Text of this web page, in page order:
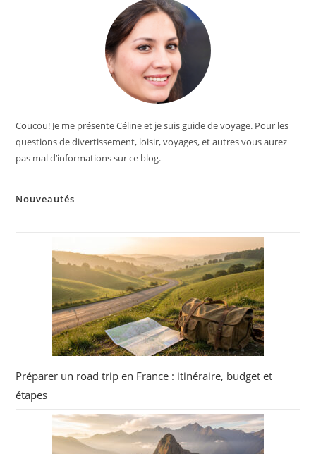
Coucou! Je me présente Céline et je suis guide de voyage. Pour les
questions de divertissement, loisir, voyages, et autres vous aurez
pas mal d’informations sur ce blog.
Nouveautés
Préparer un road trip en France : itinéraire, budget et
étapes